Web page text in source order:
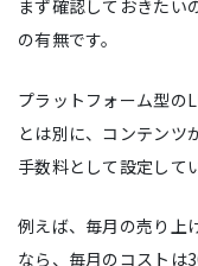
まず確認しておきたい
の有無です。
プラットフォーム型の
とは別に、コンテンツ
手数料として設定して
例えば、毎月の売り上
なら、毎月のコストは